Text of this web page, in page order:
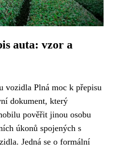
auta: vzor a
vozidla Plná moc k přepisu
dokument, který
pověřit jinou osobu
úkonů spojených s
Jedná se o formální